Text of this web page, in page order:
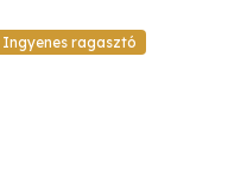
Ingyenes ragasztó